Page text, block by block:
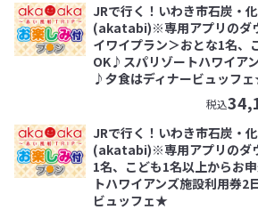
JRで行く！いわき市石炭・
(akatabi)※専用アプリのダ
イワイプラン＞おとな1名、
OK♪スパリゾートハワイア
♪夕食はディナービュッフ
税込
JRで行く！いわき市石炭・
(akatabi)※専用アプリのダ
1名、こども1名以上からお
トハワイアンズ施設利用券
ビュッフェ★